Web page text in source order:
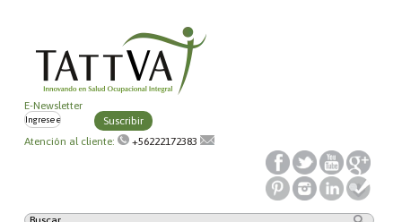
E-Newsletter
Suscribir
Atención al cliente:
+56222172383